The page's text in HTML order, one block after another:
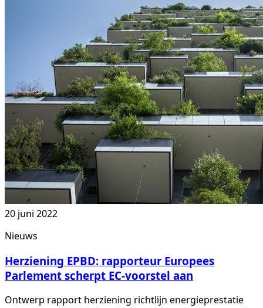
20 juni 2022
Nieuws
Herziening EPBD: rapporteur Europees
Parlement scherpt EC-voorstel aan
Ontwerp rapport herziening richtlijn energieprestatie